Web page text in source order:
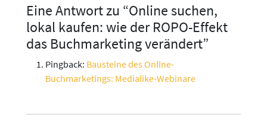
Eine Antwort zu “Online suchen,
lokal kaufen: wie der ROPO-Effekt
das Buchmarketing verändert”
Pingback: Bausteine des Online-
Buchmarketings: Medialike-Webinare